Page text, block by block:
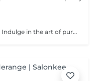
The secret to softness and radiance. Indulge in the art of pure rejuvenation with our Paraffin Therapy a deeply nourishing ritual designed to restore silky smoothness and elegant suppleness to your hands or feet. Your experience includes: Refining scrub gently polishes and renews the skin's texture Nourishing cream massage envelops your skin in moisture and relaxation Warm paraffin cocoon seals in hydration while improving circulation and elasticity The result: Satin-soft skin, restored comfort, and a youthful glow that lasts. Perfect as a standalone treatment or the ultimate finishing touch to your manicure or pedicure. A moment of warmth, luxury, and renewal your skin deserves nothing less. Recommended Frequency: For beautifully soft, hydrated skin, enjoy one paraffin therapy session per week for the first few treatments, then every 23 weeks to maintain lasting smoothness and radiance. Contraindications: Not recommended in case of open wounds, inflammation, skin irritation, or infection. Always ensure the skin is healthy and comfortable before treatment.